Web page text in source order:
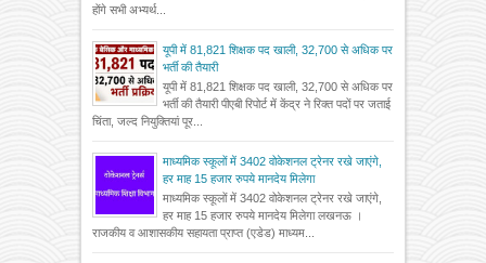
होंगे सभी अभ्यर्थ...
यूपी में 81,821 शिक्षक पद खाली, 32,700 से अधिक पर
भर्ती की तैयारी
यूपी में 81,821 शिक्षक पद खाली, 32,700 से अधिक पर
भर्ती की तैयारी पीएबी रिपोर्ट में केंद्र ने रिक्त पदों पर जताई
चिंता, जल्द नियुक्तियां पूर...
माध्यमिक स्कूलों में 3402 वोकेशनल ट्रेनर रखे जाएंगे,
हर माह 15 हजार रुपये मानदेय मिलेगा
माध्यमिक स्कूलों में 3402 वोकेशनल ट्रेनर रखे जाएंगे,
हर माह 15 हजार रुपये मानदेय मिलेगा लखनऊ ।
राजकीय व आशासकीय सहायता प्राप्त (एडेड) माध्यम...